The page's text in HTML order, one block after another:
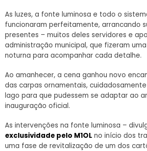
As luzes, a fonte luminosa e todo o
funcionaram perfeitamente, arrancando
presentes – muitos deles servidores e
administração municipal, que fizeram
noturna para acompanhar cada detalhe.
Ao amanhecer, a cena ganhou novo
das carpas ornamentais,
lago para que pudessem se adaptar ao
inauguração oficial.
As intervenções na fonte luminosa –
exclusividade pelo M1OL no início dos
uma fase de revitalização de um dos